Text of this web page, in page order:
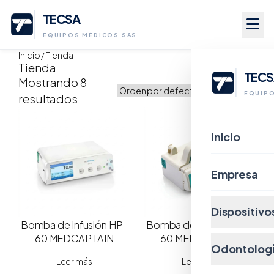
Saltar
contenido
TECSA
EQUIPOS MÉDICOS SAS
Inicio
Empresa
Inicio/ Tienda
Tienda
Mostrando 8
resultados
Bomba de infusión HP-
60 MEDCAPTAIN
Leer más
Bomba de infusión MP-
60 MEDCAPTAIN
Leer más